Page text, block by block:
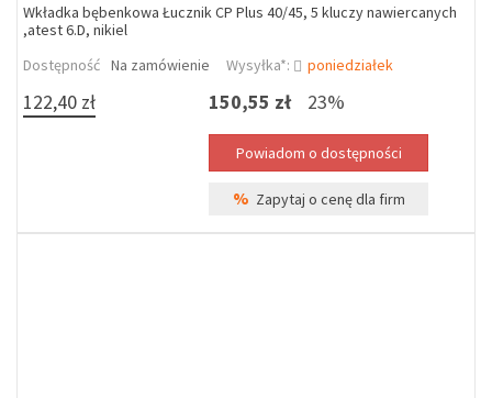
Wkładka bębenkowa Łucznik CP Plus 40/45, 5 kluczy nawiercanych
,atest 6.D, nikiel
Dostępność Na zamówienie Wysyłka*: poniedziałek
122,40 zł 150,55 zł 23%
% Zapytaj o cenę dla firm